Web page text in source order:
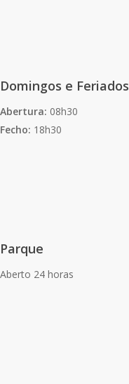
Domingos e Feriados
Abertura: 08h30
Fecho: 18h30
Parque
Aberto 24 horas